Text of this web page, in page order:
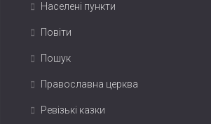
Населені пункти
Повіти
Пошук
Православна церква
Ревізькі казки